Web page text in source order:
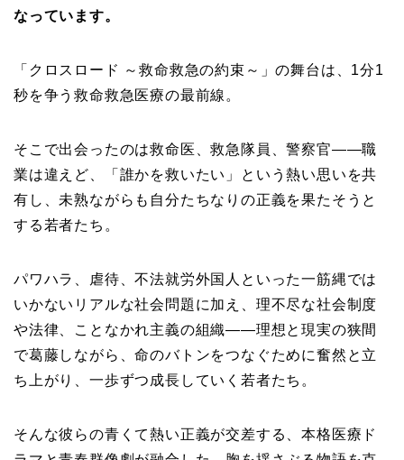
なっています。
「クロスロード ～救命救急の約束～」の舞台は、1分1
秒を争う救命救急医療の最前線。
そこで出会ったのは救命医、救急隊員、警察官――職
業は違えど、「誰かを救いたい」という熱い思いを共
有し、未熟ながらも自分たちなりの正義を果たそうと
する若者たち。
パワハラ、虐待、不法就労外国人といった一筋縄では
いかないリアルな社会問題に加え、理不尽な社会制度
や法律、ことなかれ主義の組織――理想と現実の狭間
で葛藤しながら、命のバトンをつなぐために奮然と立
ち上がり、一歩ずつ成長していく若者たち。
そんな彼らの青くて熱い正義が交差する、本格医療ド